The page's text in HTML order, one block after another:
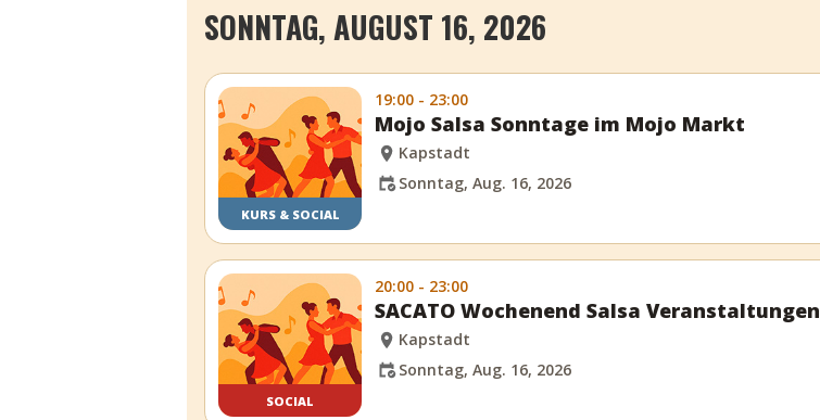
SONNTAG, AUGUST 16, 2026
KURS & SOCIAL
19:00 - 23:00
Mojo Salsa Sonntage im Mojo Markt
Kapstadt
Sonntag, Aug. 16, 2026
SOCIAL
20:00 - 23:00
SACATO Wochenend Salsa Veranstaltungen
Kapstadt
Sonntag, Aug. 16, 2026